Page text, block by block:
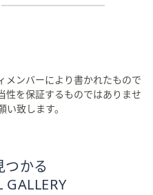
メンバーにより書かれたもので
性を保証するものではありませ
致します。
つかる
GALLERY